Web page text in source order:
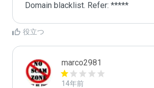
Domain blacklist. Refer: *****
役立つ
marco2981
14年前